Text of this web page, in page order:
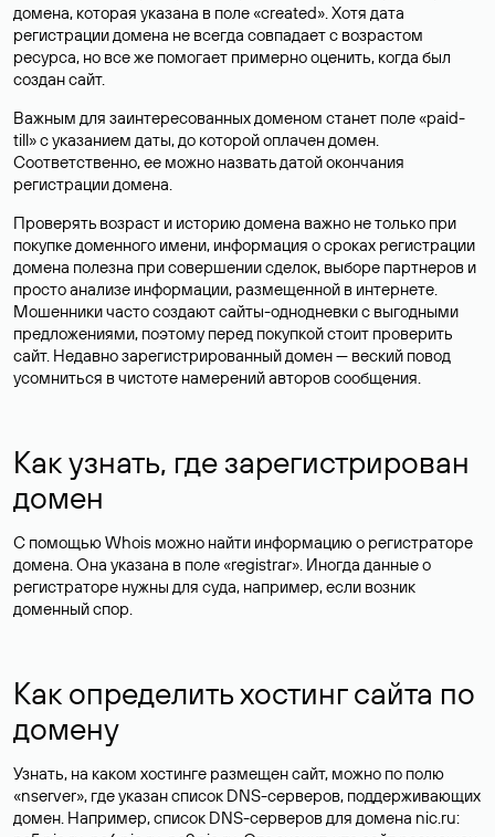
домена, которая указана в поле «created». Хотя дата
регистрации домена не всегда совпадает с возрастом
ресурса, но все же помогает примерно оценить, когда был
создан сайт.
Важным для заинтересованных доменом станет поле «paid-
till» с указанием даты, до которой оплачен домен.
Соответственно, ее можно назвать датой окончания
регистрации домена.
Проверять возраст и историю домена важно не только при
покупке доменного имени, информация о сроках регистрации
домена полезна при совершении сделок, выборе партнеров и
просто анализе информации, размещенной в интернете.
Мошенники часто создают сайты-однодневки с выгодными
предложениями, поэтому перед покупкой стоит проверить
сайт. Недавно зарегистрированный домен — веский повод
усомниться в чистоте намерений авторов сообщения.
Как узнать, где зарегистрирован
домен
С помощью Whois можно найти информацию о регистраторе
домена. Она указана в поле «registrar». Иногда данные о
регистраторе нужны для суда, например, если возник
доменный спор.
Как определить хостинг сайта по
домену
Узнать, на каком хостинге размещен сайт, можно по полю
«nserver», где указан список DNS-серверов, поддерживающих
домен. Например, список DNS-серверов для домена nic.ru: